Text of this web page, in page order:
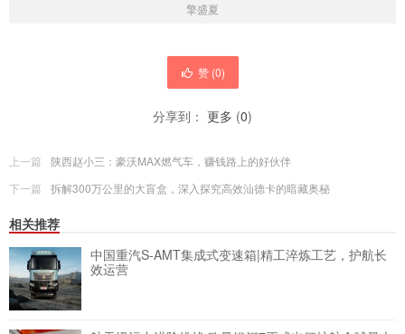
擎盛夏
赞 (0)
分享到： 更多 (0)
上一篇
陕西赵小三：豪沃MAX燃气车，赚钱路上的好伙伴
下一篇
拆解300万公里的大盲盒，深入探究高效汕德卡的暗藏奥秘
相关推荐
中国重汽S-AMT集成式变速箱|精工淬炼工艺，护航长
效运营